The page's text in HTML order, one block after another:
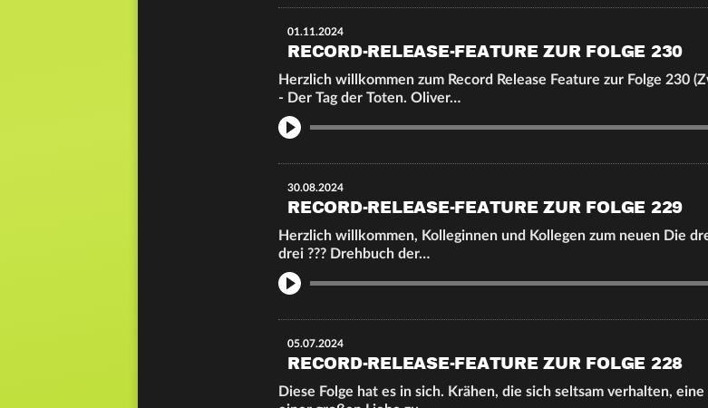
01.11.2024
RECORD-RELEASE-FEATURE ZUR FOLGE 230
Herzlich willkommen zum Record Release Feature zur Folge 230
- Der Tag der Toten. Oliver…
30.08.2024
RECORD-RELEASE-FEATURE ZUR FOLGE 229
Herzlich willkommen, Kolleginnen und Kollegen zum neuen Die
drei ??? Drehbuch der…
05.07.2024
RECORD-RELEASE-FEATURE ZUR FOLGE 228
Diese Folge hat es in sich. Krähen, die sich seltsam verhalten,